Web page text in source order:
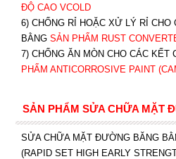
ĐỘ CAO VCOLD
6) CHỐNG RỈ HOẶC XỬ LÝ RỈ CHO
BẰNG SẢN PHẨM RUST
7) CHỐNG ĂN MÒN CHO CÁC KẾT
PHẨM ANTICORROSIVE PAINT
SẢN PHẨM SỬA CHỮA MẶT
SỬA CHỮA MẶT ĐƯỜNG BĂNG
(RAPID SET HIGH EARLY